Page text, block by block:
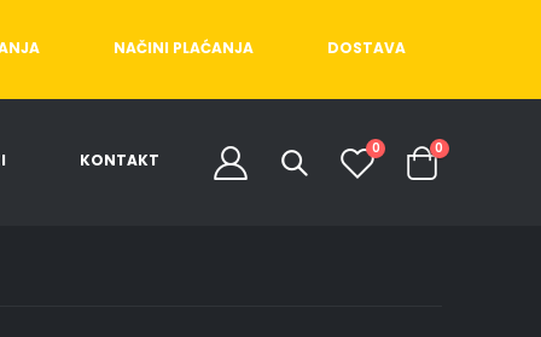
NAČINI PLAĆANJA DOSTAVA
KONTAKT
0 0